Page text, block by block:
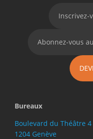
Inscrivez-
Abonnez-vous
Bureaux
Boulevard du Théâtre 4
1204 Genève